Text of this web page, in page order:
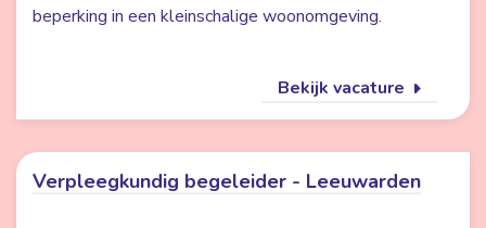
beperking in een kleinschalige woonomgeving.
Bekijk vacature
Verpleegkundig begeleider - Leeuwarden